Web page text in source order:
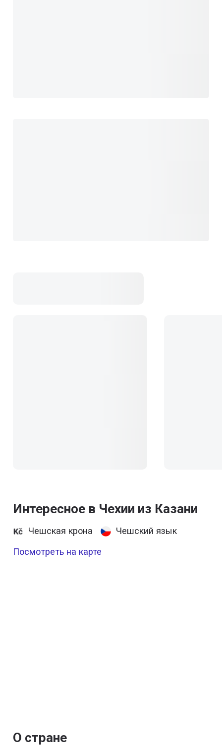
Интересное в Чехии из Казани
Чешская крона
Чешский язык
Посмотреть на карте
О стране